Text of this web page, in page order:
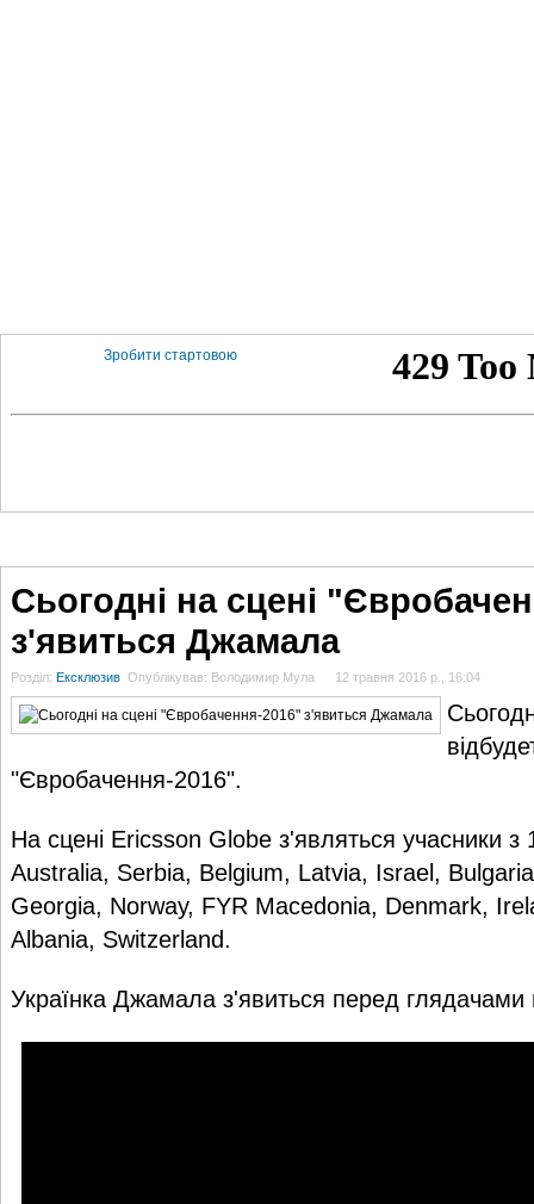
Зробити стартовою
Сьогодні на сцені
з'явиться Джамала
Розділ: Ексклюзив Опублікував: Володимир Мула 12 травня 2016 р., 16:04
"Євробачення-2016".
На сцені Ericsson Globe з'являться учасники з
Australia, Serbia, Belgium, Latvia, Israel,
Georgia, Norway, FYR Macedonia, Denmark,
Albania, Switzerland.
Українка Джамала з'явиться перед